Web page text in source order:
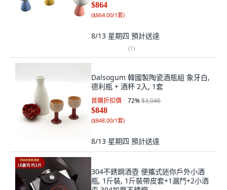
$864
($864.00/1套)
8/13 星期四 預計送達
(1)
Dalsogum 韓國製陶瓷酒瓶組 象牙白,
德利瓶 + 酒杯 2入, 1套
首購折扣價 72%$3,046
$848
($848.00/1套)
8/13 星期四 預計送達
304不銹鋼酒壺 便攜式迷你戶外小酒
瓶, 1斤裝, 1斤裝帶皮套+1漏鬥+2小酒